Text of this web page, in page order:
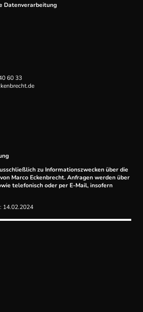
Datenverarbeitung
60 33
zu Informationszwecken über die
Marco Eckenbrecht. Anfragen werden über
telefonisch oder per E-Mail, insofern
14.02.2024